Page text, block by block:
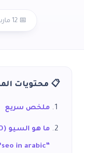
📅 12 مارس 2026
📋 محتويات
ملخص سريع
“seo in arabic”